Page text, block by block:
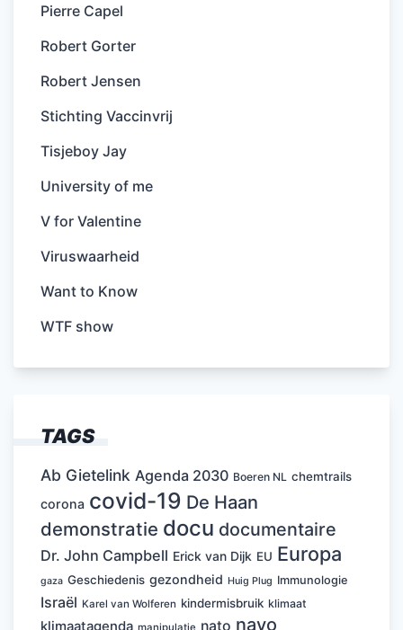
Pierre Capel
Robert Gorter
Robert Jensen
Stichting Vaccinvrij
Tisjeboy Jay
University of me
V for Valentine
Viruswaarheid
Want to Know
WTF show
TAGS
Ab Gietelink Agenda 2030 Boeren NL chemtrails
corona covid-19 De Haan
demonstratie docu documentaire
Dr. John Campbell Erick van Dijk EU Europa
gaza Geschiedenis gezondheid Huig Plug Immunologie
Israël Karel van Wolferen kindermisbruik klimaat
klimaatagenda manipulatie nato navo